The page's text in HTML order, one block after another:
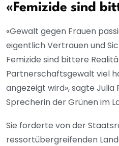
«Femizide sind
«Gewalt gegen Frauen
eigentlich Vertrauen und
Femizide sind bittere
Partnerschaftsgewalt viel
angezeigt wird», sagte
Sprecherin der Grünen im
Sie forderte von der
ressortübergreifenden